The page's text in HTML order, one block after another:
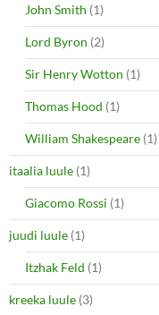
John Smith (1)
Lord Byron (2)
Sir Henry Wotton (1)
Thomas Hood (1)
William Shakespeare (1)
itaalia luule (1)
Giacomo Rossi (1)
juudi luule (1)
Itzhak Feld (1)
kreeka luule (3)